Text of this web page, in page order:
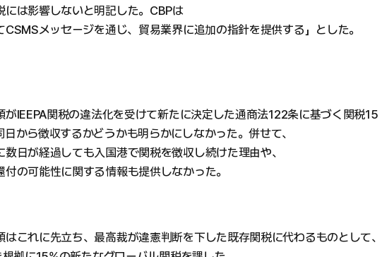
には影響しないと明記した。CBPは
CSMSメッセージを通じ、貿易業界に追加の指針を提供する」とした。
がIEEPA関税の違法化を受けて新たに決定した通商法122条に基づく関税15
から徴収するかどうかも明らかにしなかった。併せて、
数日が経過しても入国港で関税を徴収し続けた理由や、
の可能性に関する情報も提供しなかった。
はこれに先立ち、最高裁が違憲判断を下した既存関税に代わるものとして、